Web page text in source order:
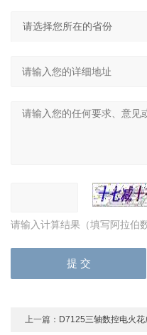
请输入计算结果（填写阿拉伯
上一篇： D7125三轴数控电火花